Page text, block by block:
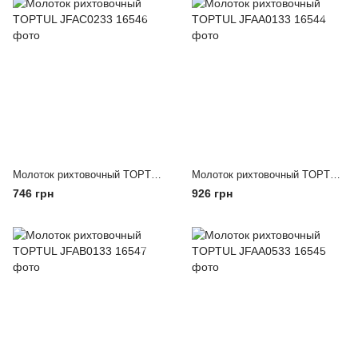
Молоток рихтовочный TOPTUL JFAC0233
746 грн
Молоток рихтовочный TOPTUL JFAA0133
926 грн